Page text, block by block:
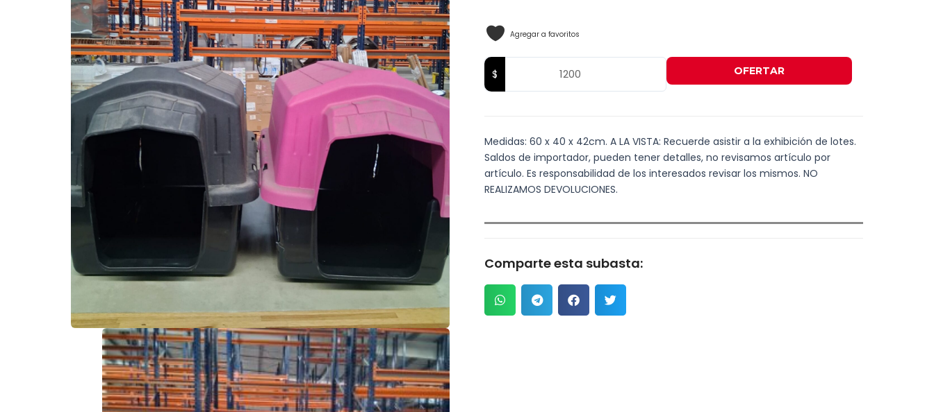
Agregar a favoritos
OFERTAR
Medidas: 60 x 40 x 42cm. A LA VISTA: Recuerde asistir a la exhibición de lotes.
Saldos de importador, pueden tener detalles, no revisamos artículo por
artículo. Es responsabilidad de los interesados revisar los mismos. NO
REALIZAMOS DEVOLUCIONES.
Comparte esta subasta: